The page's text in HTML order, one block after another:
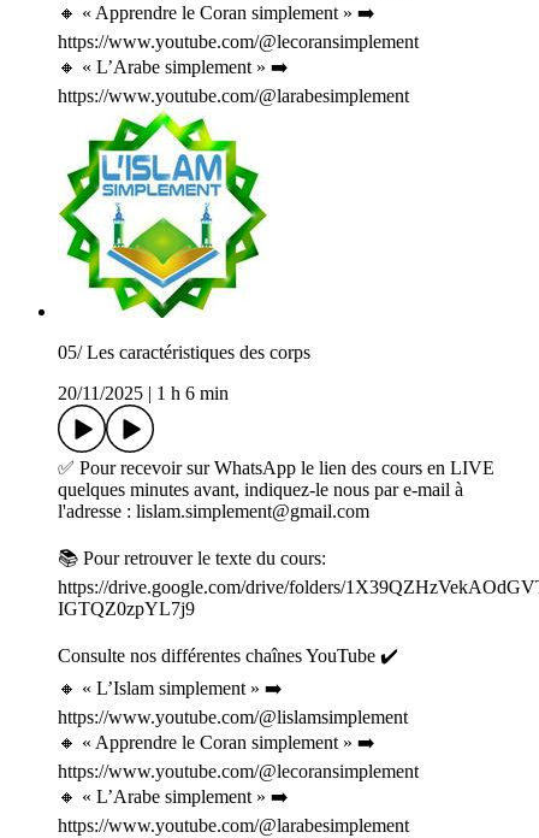
🔸 « Apprendre le Coran simplement » ➡️⁠
https://www.youtube.com/@lecoransimplement
🔸 « L’Arabe simplement » ➡️
⁠⁠https://www.youtube.com/@larabesimplement⁠⁠
05/ Les caractéristiques des corps
20/11/2025
1 h 6 min
✅ Pour recevoir sur WhatsApp le lien des cours en LIVE
quelques minutes avant, indiquez-le nous par e-mail à
l'adresse : lislam.simplement@gmail.com
📚 Pour retrouver le texte du cours:
https://drive.google.com/drive/folders/
IGTQZ0zpYL7j9
Consulte nos différentes chaînes YouTube ✔️
🔸 « L’Islam simplement » ➡️
⁠⁠https://www.youtube.com/@lislamsimplement⁠⁠
🔸 « Apprendre le Coran simplement » ➡️⁠
https://www.youtube.com/@lecoransimplement
🔸 « L’Arabe simplement » ➡️
⁠⁠https://www.youtube.com/@larabesimplement⁠⁠